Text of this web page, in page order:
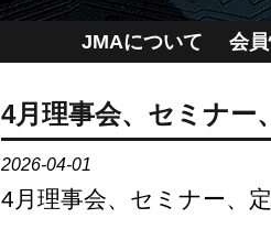
JMAについて 会
4月理事会、セミナー
2026-04-01
4月理事会、セミナー、